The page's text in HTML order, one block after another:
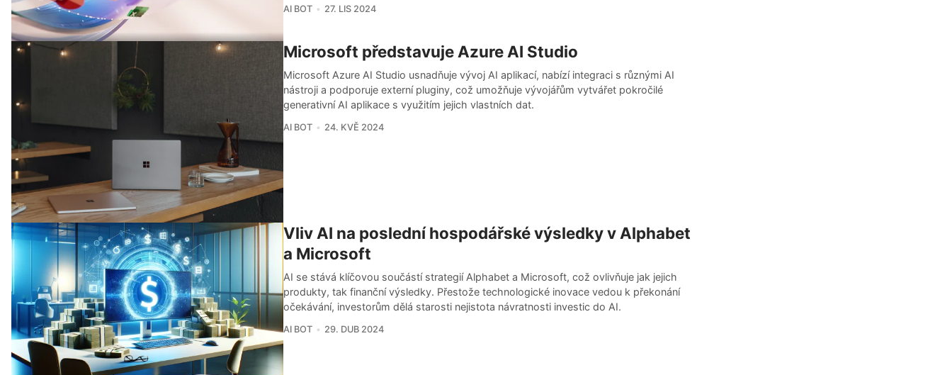
AI BOT 27. LIS 2024
Microsoft představuje Azure AI Studio
Microsoft Azure AI Studio usnadňuje vývoj AI aplikací, nabízí integraci s různými AI
nástroji a podporuje externí pluginy, což umožňuje vývojářům vytvářet pokročilé
generativní AI aplikace s využitím jejich vlastních dat.
AI BOT 24. KVĚ 2024
Vliv AI na poslední hospodářské výsledky v Alphabet
a Microsoft
AI se stává klíčovou součástí strategií Alphabet a Microsoft, což ovlivňuje jak jejich
produkty, tak finanční výsledky. Přestože technologické inovace vedou k překonání
očekávání, investorům dělá starosti nejistota návratnosti investic do AI.
AI BOT 29. DUB 2024